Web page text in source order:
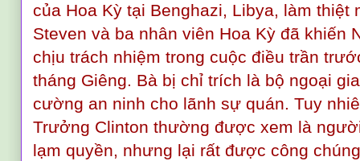
của Hoa Kỳ tại Benghazi, Libya, làm thiệt
Steven và ba nhân viên Hoa Kỳ đã khiến
chịu trách nhiệm trong cuộc điều trần
tháng Giêng. Bà bị chỉ trích là bộ ngoại
cường an ninh cho lãnh sự quán. Tuy
Trưởng Clinton thường được xem là
lạm quyền, nhưng lại rất được công